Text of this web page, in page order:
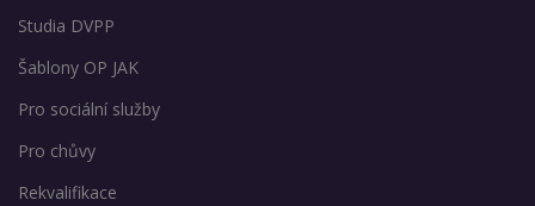
Studia DVPP
Šablony OP JAK
Pro sociální služby
Pro chůvy
Rekvalifikace